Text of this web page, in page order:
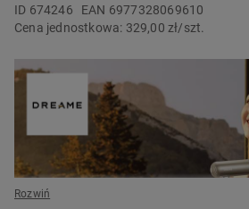
ID 674246
EAN 6977328069610
Cena jednostkowa: 329,00 zł/szt.